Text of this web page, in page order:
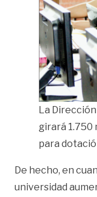
La
girará 1.750
para
De hecho, en
universidad